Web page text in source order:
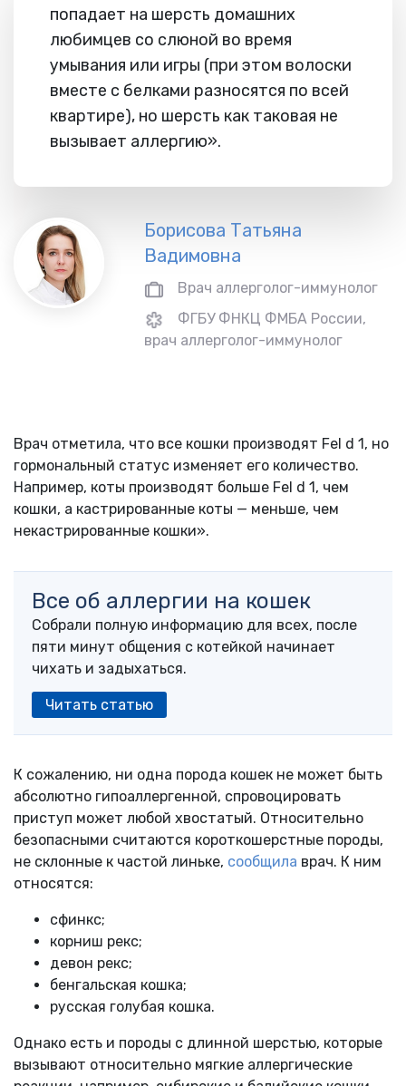
попадает на шерсть домашних
любимцев со слюной во время
умывания или игры (при этом волоски
вместе с белками разносятся по всей
квартире), но шерсть как таковая не
вызывает аллергию».
Борисова Татьяна
Вадимовна
Врач аллерголог-иммунолог
ФГБУ ФНКЦ ФМБА России,
врач аллерголог-иммунолог
Врач отметила, что все кошки производят Fel d 1, но
гормональный статус изменяет его количество.
Например, коты производят больше Fel d 1, чем
кошки, а кастрированные коты — меньше, чем
некастрированные кошки».
Все об аллергии на кошек
Собрали полную информацию для всех, после
пяти минут общения с котейкой начинает
чихать и задыхаться.
Читать статью
К сожалению, ни одна порода кошек не может быть
абсолютно гипоаллергенной, спровоцировать
приступ может любой хвостатый. Относительно
безопасными считаются короткошерстные породы,
не склонные к частой линьке, сообщила врач. К ним
относятся:
сфинкс;
корниш рекс;
девон рекс;
бенгальская кошка;
русская голубая кошка.
Однако есть и породы с длинной шерстью, которые
вызывают относительно мягкие аллергические